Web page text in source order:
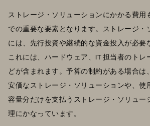
ストレージ・ソリューションにかかる費用
での重要な要素となります。ストレージ・
には、先行投資や継続的な資金投入が必要
これには、ハードウェア、IT 担当者のトレ
どが含まれます。予算の制約がある場合は
安価なストレージ・ソリューションや、使
容量分だけを支払うストレージ・ソリュー
理にかなっています。